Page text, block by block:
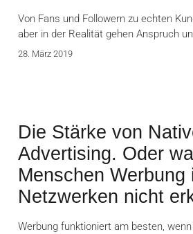
Von Fans und Followern zu echten
aber in der Realität gehen Anspruch
28. März 2019
Die Stärke von
Advertising. Oder
Menschen Werbung
Netzwerken nicht
Werbung funktioniert am besten,